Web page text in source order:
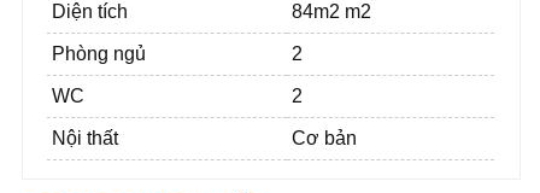
Diện tích 84m2 m2
Phòng ngủ 2
WC 2
Nội thất Cơ bản